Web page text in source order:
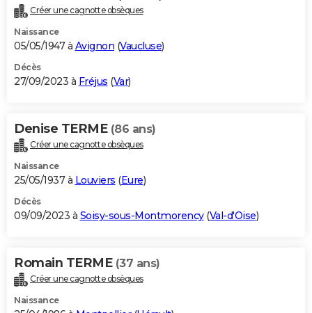
Créer une cagnotte obsèques
Naissance
05/05/1947 à Avignon (Vaucluse)
Décès
27/09/2023 à Fréjus (Var)
Denise TERME (86 ans)
Créer une cagnotte obsèques
Naissance
25/05/1937 à Louviers (Eure)
Décès
09/09/2023 à Soisy-sous-Montmorency(Val-d'Oise)
Romain TERME (37 ans)
Créer une cagnotte obsèques
Naissance